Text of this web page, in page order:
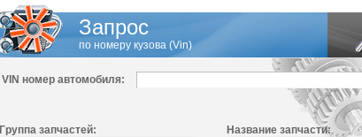
Запрос
по номеру кузова (Vin)
VIN номер автомобиля:
Группа запчастей: Название запчасти: